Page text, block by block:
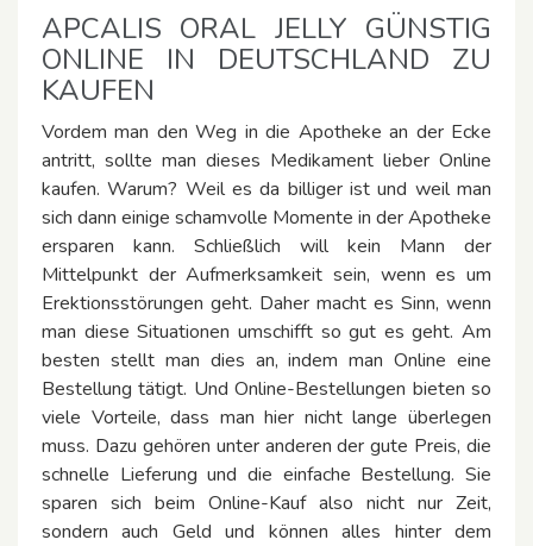
APCALIS ORAL JELLY GÜNSTIG
ONLINE IN DEUTSCHLAND ZU
KAUFEN
Vordem man den Weg in die Apotheke an der Ecke
antritt, sollte man dieses Medikament lieber Online
kaufen. Warum? Weil es da billiger ist und weil man
sich dann einige schamvolle Momente in der Apotheke
ersparen kann. Schließlich will kein Mann der
Mittelpunkt der Aufmerksamkeit sein, wenn es um
Erektionsstörungen geht. Daher macht es Sinn, wenn
man diese Situationen umschifft so gut es geht. Am
besten stellt man dies an, indem man Online eine
Bestellung tätigt. Und Online-Bestellungen bieten so
viele Vorteile, dass man hier nicht lange überlegen
muss. Dazu gehören unter anderen der gute Preis, die
schnelle Lieferung und die einfache Bestellung. Sie
sparen sich beim Online-Kauf also nicht nur Zeit,
sondern auch Geld und können alles hinter dem